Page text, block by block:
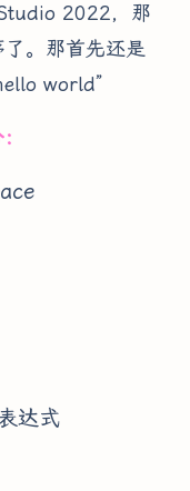
2022，那
。那首先还是
world”
达式